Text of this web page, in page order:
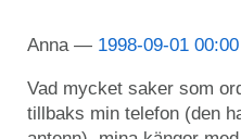
Anna 1998-09-01 00:00
Vad mycket saker som
tillbaks min telefon (den